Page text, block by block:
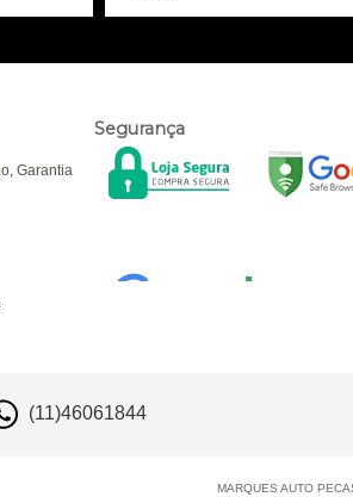
Garantia
Segurança
(11)46061844
MARQUES AUTO